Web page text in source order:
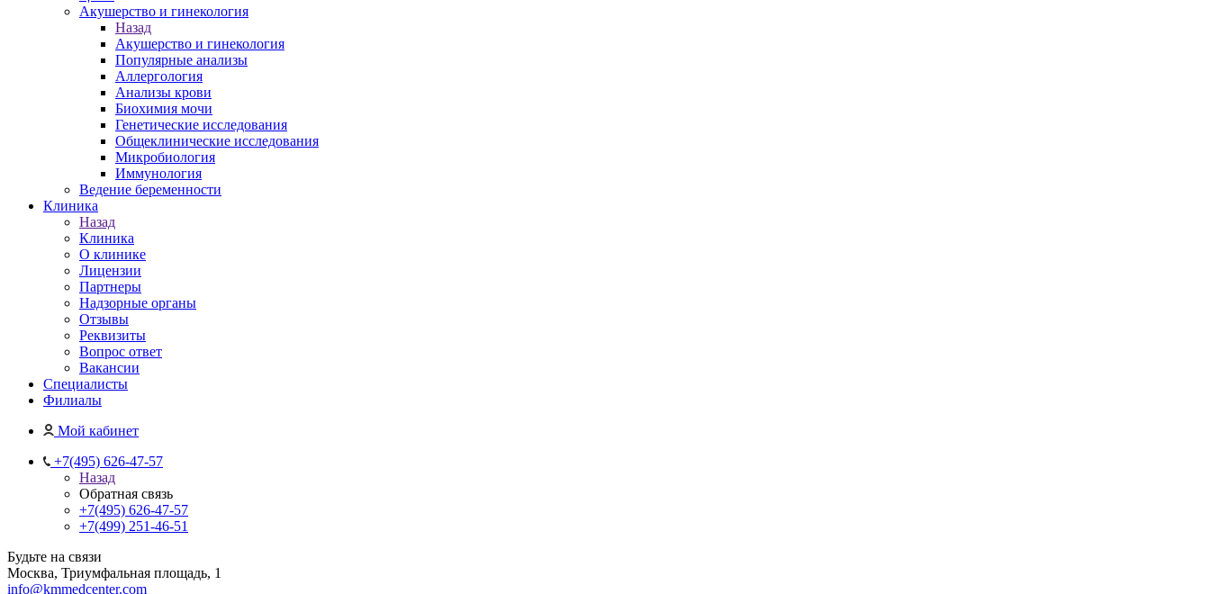
Акушерство и гинекология
Назад
Акушерство и гинекология
Популярные анализы
Аллергология
Анализы крови
Биохимия мочи
Генетические исследования
Общеклинические исследования
Микробиология
Иммунология
Ведение беременности
Клиника
Назад
Клиника
О клинике
Лицензии
Партнеры
Надзорные органы
Отзывы
Реквизиты
Вопрос ответ
Вакансии
Специалисты
Филиалы
Мой кабинет
+7(495) 626-47-57
Назад
Обратная связь
+7(495) 626-47-57
+7(499) 251-46-51
Будьте на связи
Москва, Триумфальная площадь, 1
info@kmmedcenter.com